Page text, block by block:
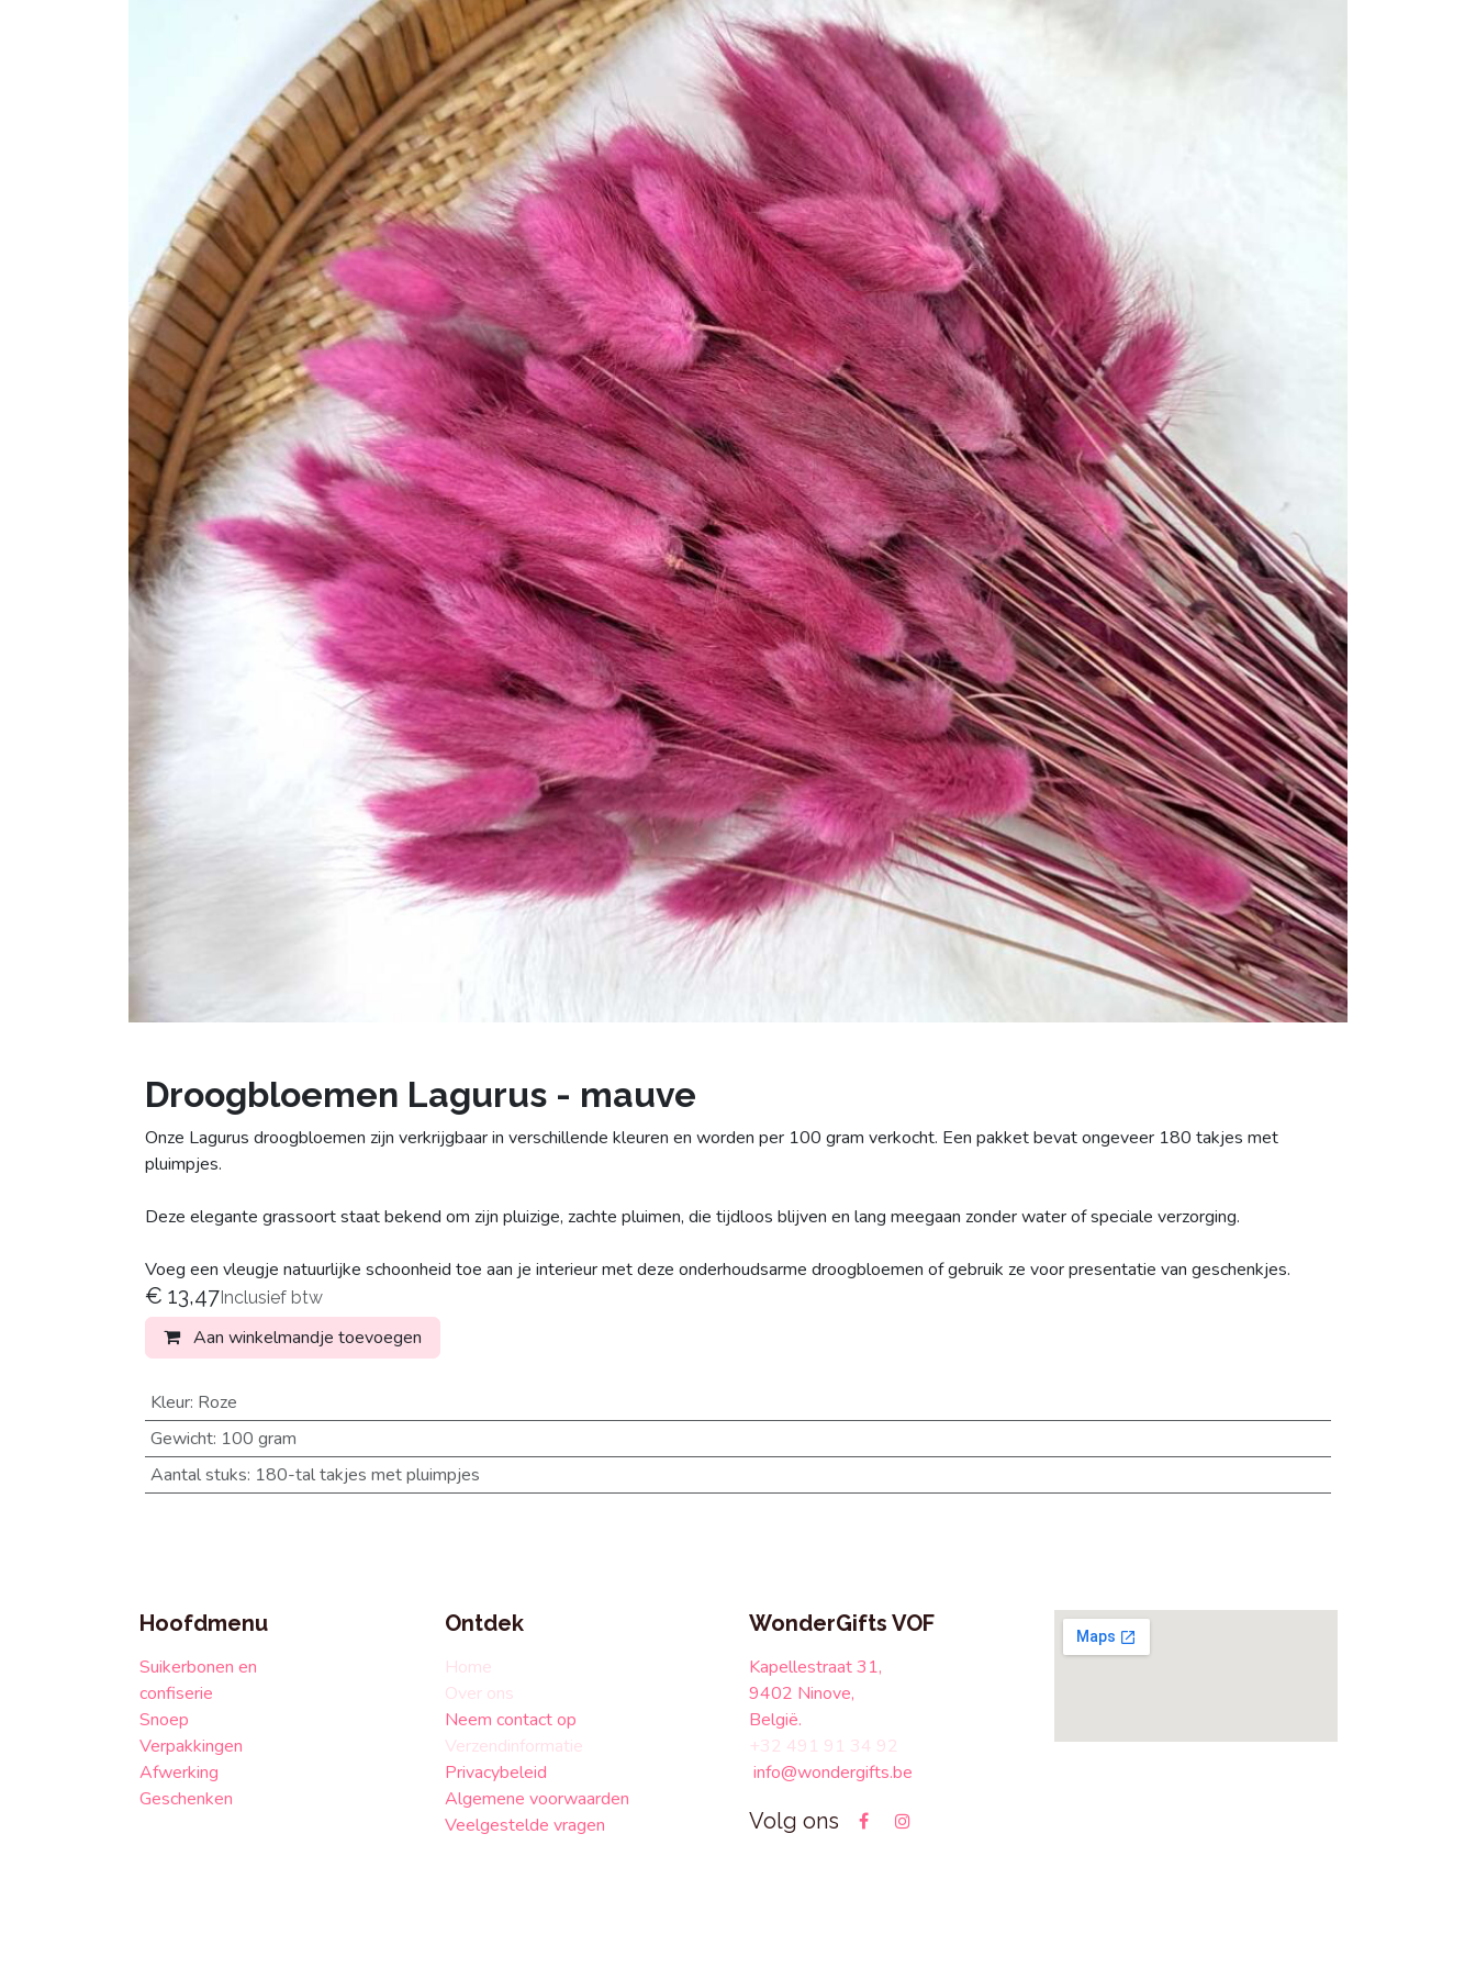
Droogbloemen Lagurus - mauve
Onze Lagurus droogbloemen zijn verkrijgbaar in verschillende kleuren en worden per 100 gram verkocht. Een pakket bevat ongeveer 180 takjes met
pluimpjes.
Deze elegante grassoort staat bekend om zijn pluizige, zachte pluimen, die tijdloos blijven en lang meegaan zonder water of speciale verzorging.
Voeg een vleugje natuurlijke schoonheid toe aan je interieur met deze onderhoudsarme droogbloemen of gebruik ze voor presentatie van geschenkjes.
€ 13,47Inclusief btw
Aan winkelmandje toevoegen
Kleur: Roze
Gewicht: 100 gram
Aantal stuks: 180-tal takjes met pluimpjes
Hoofdmenu
Suikerbonen en
confiserie
Snoep
Verpakkingen
Afwerking
Geschenken
WonderGifts VOF
Kapellestraat 31,
9402 Ninove,
België.
+32 491 91 34 92
info@wondergifts.be
Volg ons
Ontdek
Home
Over ons
Neem contact op
Verzendinformatie
Privacybeleid
Algemene voorwaarden
Veelgestelde vragen